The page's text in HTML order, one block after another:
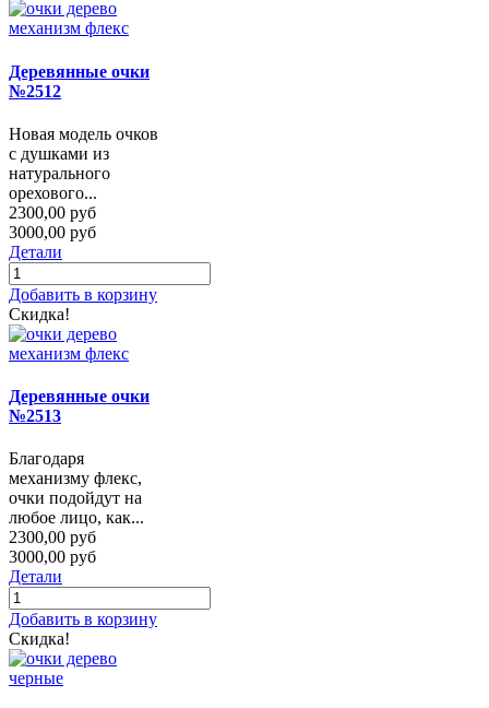
Деревянные очки
№2512
Новая модель очков
с душками из
натурального
орехового...
2300,00 руб
3000,00 руб
Детали
Добавить в корзину
Скидка!
Деревянные очки
№2513
Благодаря
механизму флекс,
очки подойдут на
любое лицо, как...
2300,00 руб
3000,00 руб
Детали
Добавить в корзину
Скидка!